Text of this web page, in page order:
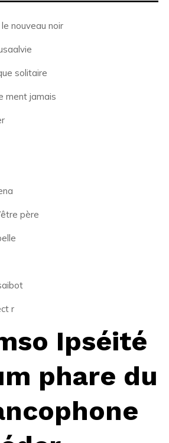
nouveau noir
solitaire
ment jamais
père
r
Ipséité
phare du